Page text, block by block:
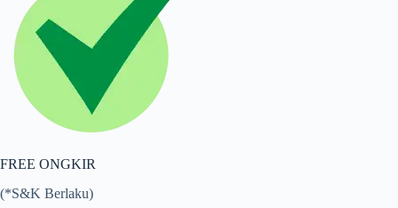
FREE ONGKIR
(*S&K Berlaku)